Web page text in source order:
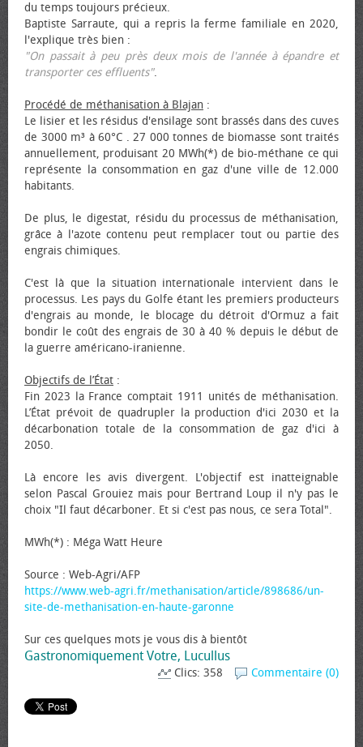
du temps toujours précieux.
Baptiste Sarraute, qui a repris la ferme familiale en 2020,
l'explique très bien :
"On passait à peu près deux mois de l'année à épandre et
transporter ces effluents".
Procédé de méthanisation à Blajan :
Le lisier et les résidus d'ensilage sont brassés dans des cuves
de 3000 m³ à 60°C . 27 000 tonnes de biomasse sont traités
annuellement, produisant 20 MWh(*) de bio-méthane ce qui
représente la consommation en gaz d'une ville de 12.000
habitants.
De plus, le digestat, résidu du processus de méthanisation,
grâce à l'azote contenu peut remplacer tout ou partie des
engrais chimiques.
C'est là que la situation internationale intervient dans le
processus. Les pays du Golfe étant les premiers producteurs
d'engrais au monde, le blocage du détroit d'Ormuz a fait
bondir le coût des engrais de 30 à 40 % depuis le début de
la guerre américano-iranienne.
Objectifs de l’État :
Fin 2023 la France comptait 1911 unités de méthanisation.
L’État prévoit de quadrupler la production d'ici 2030 et la
décarbonation totale de la consommation de gaz d'ici à
2050.
Là encore les avis divergent. L'objectif est inatteignable
selon Pascal Grouiez mais pour Bertrand Loup il n'y pas le
choix "Il faut décarboner. Et si c'est pas nous, ce sera Total".
MWh(*) : Méga Watt Heure
Source : Web-Agri/AFP
https://www.web-agri.fr/methanisation/article/898686/un-
site-de-methanisation-en-haute-garonne
Sur ces quelques mots je vous dis à bientôt
Gastronomiquement Votre, Lucullus
Commentaire (0)
Clics: 358